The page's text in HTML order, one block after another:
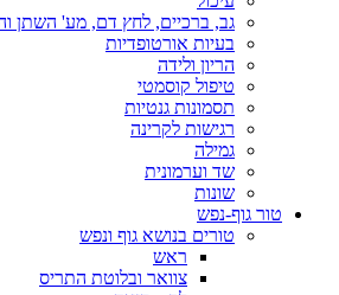
גב, ברכיים, לחץ דם, מע' השתן
בעיות אורטופדיות
הריון ולידה
טיפול קוסמטי
תסמונות גנטיות
רגישות לקרינה
גמילה
שד וערמונית
שונות
טור גוף-נפש
טורים בנושא גוף ונפש
ראש
צוואר ובלוטת התריס